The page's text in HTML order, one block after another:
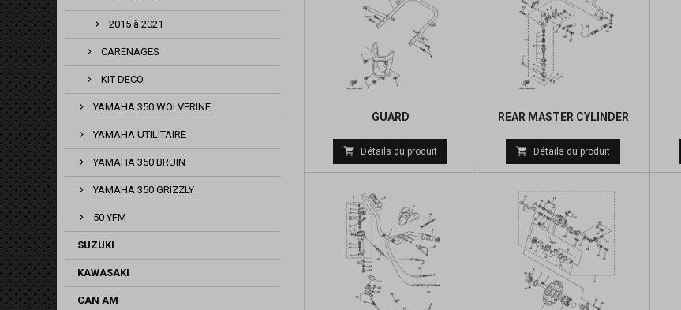
2015 à 2021
CARENAGES
KIT DECO
YAMAHA 350 WOLVERINE
YAMAHA UTILITAIRE
YAMAHA 350 BRUIN
YAMAHA 350 GRIZZLY
50 YFM
SUZUKI
KAWASAKI
CAN AM
GUARD
Prix
de
 Détails du produit
REAR MASTER CYLINDER
Prix
de
 Détails du produit